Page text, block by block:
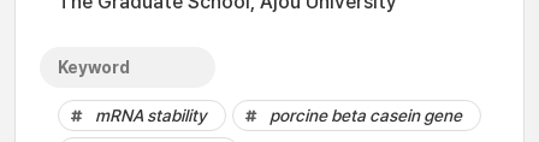
Keyword
mRNA stability
porcine beta casein gene